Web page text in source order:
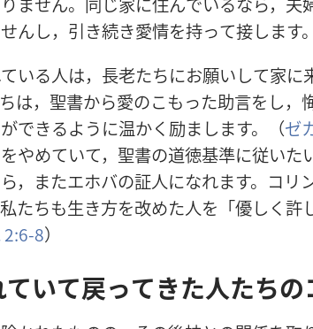
んし， 引き続き愛情を持って接します。
いる人は， 長老たちにお願いして家に
は， 聖書から愛のこもった助言をし，
できるように温かく 励まします。（ゼ
やめていて， 聖書の道徳基準に従いた
，またエホバの証人になれます。コリ
私たちも生き方を改めた人を「優しく許
2:6-8）
いて戻ってきた人たちの